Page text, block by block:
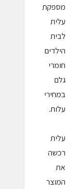
מספקת
עלית
לבית
הילדים
חומרי
גלם
במחירי
עלות.
עלית
רכשה
את
המוצר